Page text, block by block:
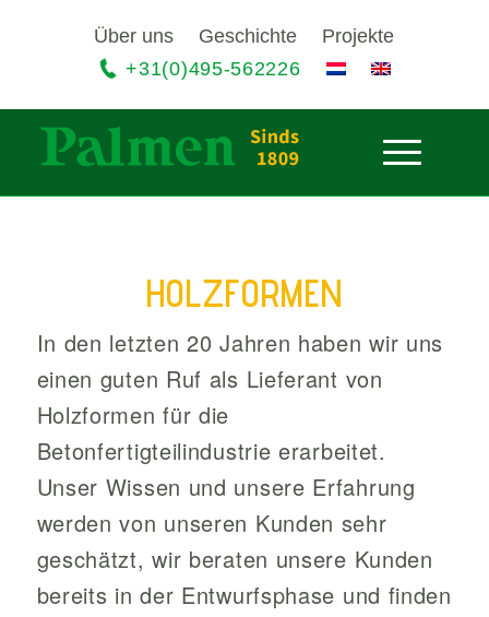
Über uns Geschichte
Projekte
+31(0)495-562226
HOLZFORMEN
In den letzten 20 Jahren haben wir uns
einen guten Ruf als Lieferant von
Holzformen für die
Betonfertigteilindustrie erarbeitet.
Unser Wissen und unsere Erfahrung
werden von unseren Kunden sehr
geschätzt, wir beraten unsere Kunden
bereits in der Entwurfsphase und finden